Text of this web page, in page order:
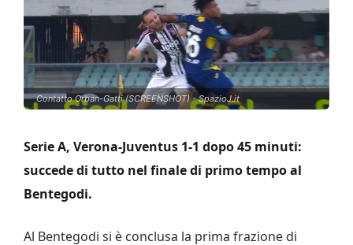
Contatto Orban-Gatti (SCREENSHOT) - SpazioJ.it
Serie A, Verona-Juventus 1-1 dopo 45 minuti:
succede di tutto nel finale di primo tempo al
Bentegodi.
Al Bentegodi si è conclusa la prima frazione di